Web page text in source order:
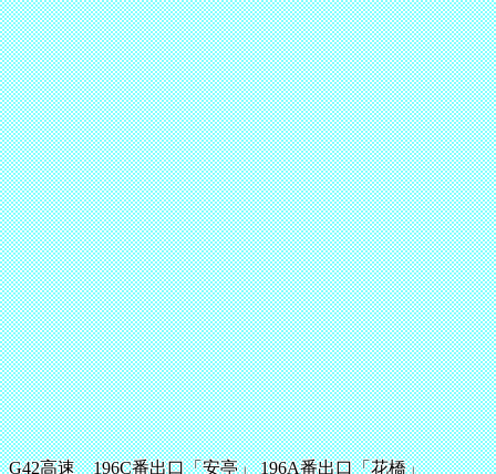
G42高速 196C番出口「安亭」 196A番出口「花橋」